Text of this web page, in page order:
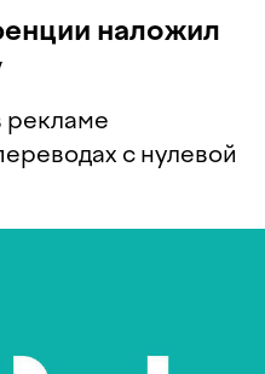
наложил
рекламе
с нулевой